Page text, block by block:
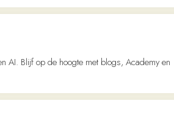
extra aandacht aan